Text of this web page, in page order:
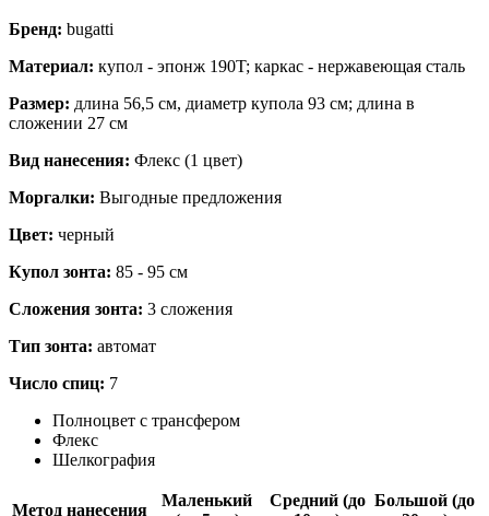
Бренд: bugatti
Материал: купол - эпонж 190T; каркас - нержавеющая сталь
Размер: длина 56,5 см, диаметр купола 93 см; длина в
сложении 27 см
Вид нанесения: Флекс (1 цвет)
Моргалки: Выгодные предложения
Цвет: черный
Купол зонта: 85 - 95 см
Сложения зонта: 3 сложения
Тип зонта: автомат
Число спиц: 7
Полноцвет с трансфером
Флекс
Шелкография
Метод нанесения
Маленький
Средний (до Большой (до